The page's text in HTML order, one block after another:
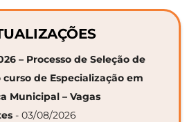
– Processo de Seleção de
de Especialização em
Municipal – Vagas
- 03/08/2026